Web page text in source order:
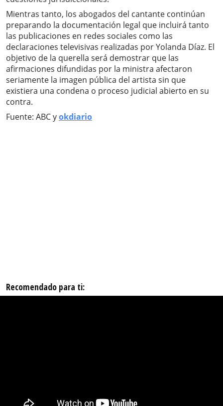
Mientras tanto, los abogados del cantante continúan
preparando la documentación legal que incluirá tanto
las publicaciones en redes sociales como las
declaraciones televisivas realizadas por Yolanda Díaz. El
objetivo de la querella será demostrar que las
afirmaciones difundidas por la ministra afectaron
seriamente la imagen pública del artista sin que
existiera una condena o proceso judicial abierto en su
contra.
Fuente: ABC yokdiario
Recomendado para ti: